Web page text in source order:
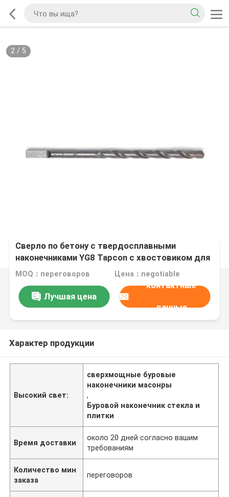
2/ 5
Сверло по бетону с твердосплавными
наконечниками YG8 Tapcon с хвостовиком для
бетона
MOQ：переговоров Цена：negotiable
Лучшая цена
контактные
данные
Характер продукции
Высокий свет:
сверхмощные буровые
наконечники масонры
,
Буровой наконечник стекла и
плитки
Время доставки
около 20 дней согласно вашим
требованиям
Количество мин
заказа
переговоров